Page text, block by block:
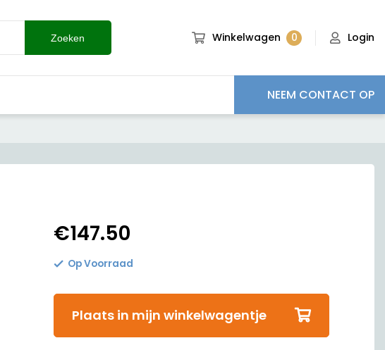
Zoeken Winkelwagen 0 Login
NEEM CONTACT OP
€147.50
Op Voorraad
Plaats in mijn winkelwagentje